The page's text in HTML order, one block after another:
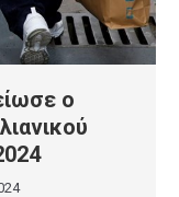
ο